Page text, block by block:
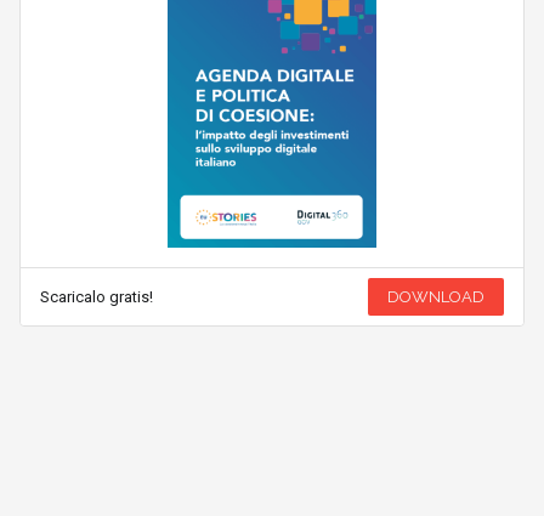
Scaricalo gratis! DOWNLOAD